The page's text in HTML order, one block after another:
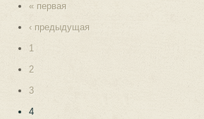
« первая
‹ предыдущая
1
2
3
4